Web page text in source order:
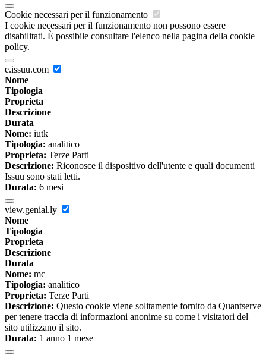
Cookie necessari per il funzionamento
I cookie necessari per il funzionamento non possono essere
disabilitati. È possibile consultare l'elenco nella pagina della cookie
policy.
e.issuu.com
Nome
Tipologia
Proprieta
Descrizione
Durata
Nome: iutk
Tipologia: analitico
Proprieta: Terze Parti
Descrizione: Riconosce il dispositivo dell'utente e quali documenti
Issuu sono stati letti.
Durata: 6 mesi
view.genial.ly
Nome
Tipologia
Proprieta
Descrizione
Durata
Nome: mc
Tipologia: analitico
Proprieta: Terze Parti
Descrizione: Questo cookie viene solitamente fornito da Quantserve
per tenere traccia di informazioni anonime su come i visitatori del
sito utilizzano il sito.
Durata: 1 anno 1 mese